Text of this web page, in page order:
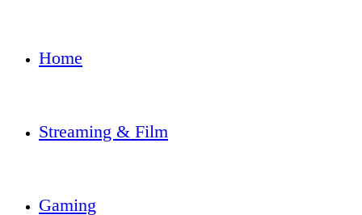
Home
Streaming & Film
Gaming